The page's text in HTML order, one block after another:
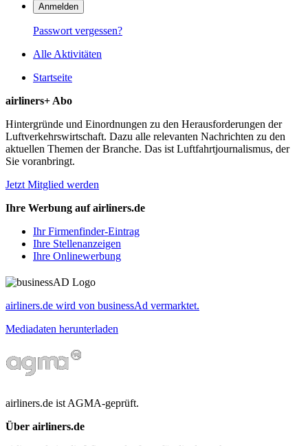
Anmelden
Passwort vergessen?
Alle Aktivitäten
Startseite
airliners+ Abo
Hintergründe und Einordnungen zu den Herausforderungen der
Luftverkehrswirtschaft. Dazu alle relevanten Nachrichten zu den
aktuellen Themen der Branche. Das ist Luftfahrtjournalismus, der
Sie voranbringt.
Jetzt Mitglied werden
Ihre Werbung auf airliners.de
Ihr Firmenfinder-Eintrag
Ihre Stellenanzeigen
Ihre Onlinewerbung
airliners.de wird von businessAd vermarktet.
Mediadaten herunterladen
airliners.de ist AGMA-geprüft.
Über airliners.de